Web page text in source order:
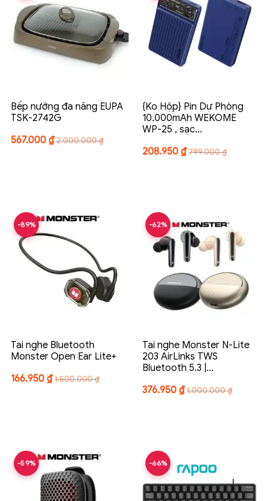
Bếp nướng đa năng EUPA
TSK-2742G
567.000 ₫2.000.000₫
{Ko Hộp} Pin Dự Phòng
10.000mAh WEKOME
WP-25 , sạc…
208.950₫799.000₫
-89%
Tai nghe Bluetooth
Monster Open Ear Lite+
166.950 ₫1.500.000₫
-62%
Tai nghe Monster N-Lite
203 AirLinks TWS
Bluetooth 5.3 |…
376.950₫1.000.000₫
-59% -66%